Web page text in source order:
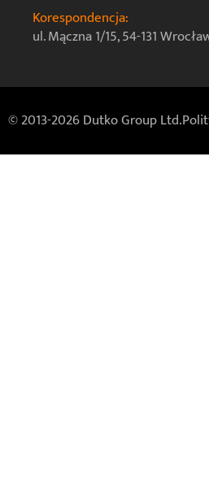
Korespondencja:
ul. Mączna 1/15, 54-131
© 2013-2026 Dutko Group Ltd.